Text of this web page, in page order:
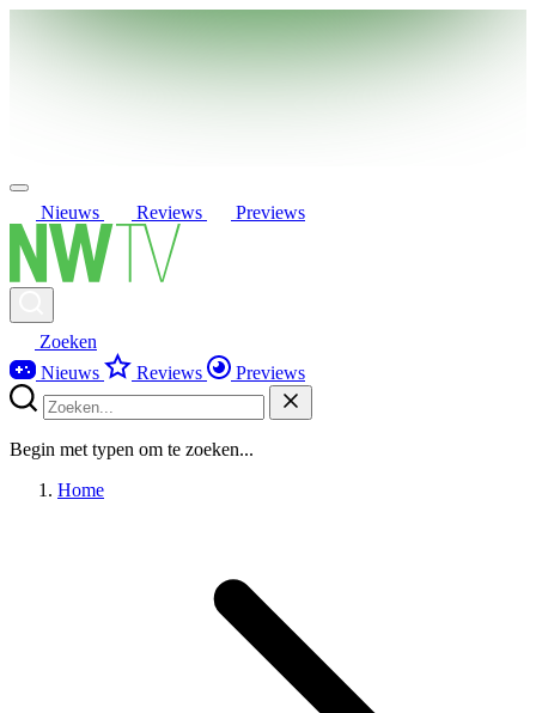
Nieuws Reviews Previews
Zoeken
Nieuws
Reviews Previews
Begin met typen om te zoeken...
Home